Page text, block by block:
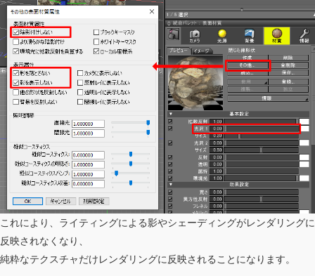
これにより、ライティングによる影やシェーディングがレンダリングに
反映されなくなり、
純粋なテクスチャだけレンダリングに反映されることになります。